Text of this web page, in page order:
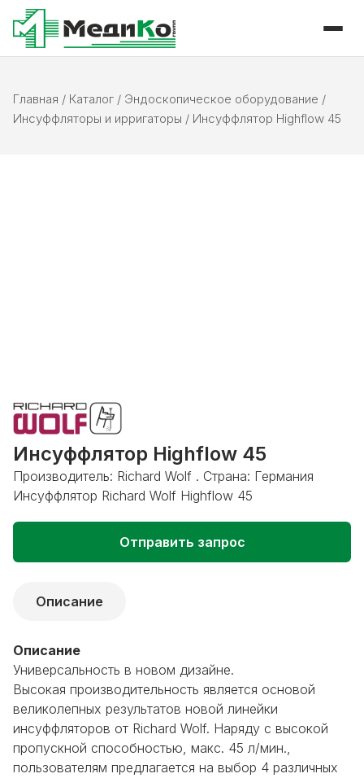
Главная / Каталог / Эндоскопическое оборудование /
Инсуффляторы и ирригаторы / Инсуффлятор Highflow 45
Инсуффлятор Highflow 45
Производитель: Richard Wolf . Страна: Германия
Инсуффлятор Richard Wolf Highflow 45
Отправить запрос
Описание
Описание
Универсальность в новом дизайне.
Высокая производительность является основой
великолепных результатов новой линейки
инсуффляторов от Richard Wolf. Наряду с высокой
пропускной способностью, макс. 45 л/мин.,
пользователям предлагается на выбор 4 различных